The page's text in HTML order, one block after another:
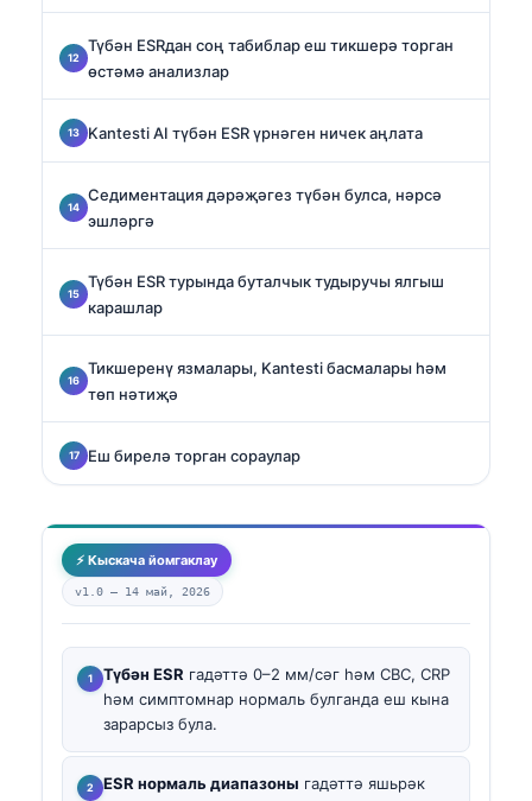
Түбән ESRдан соң табиблар еш тикшерә торган
өстәмә анализлар
Kantesti AI түбән ESR үрнәген ничек аңлата
Седиментация дәрәҗәгез түбән булса, нәрсә
эшләргә
Түбән ESR турында буталчык тудыручы ялгыш
карашлар
Тикшеренү язмалары, Kantesti басмалары һәм
төп нәтиҗә
Еш бирелә торган сораулар
⚡ Кыскача йомгаклау
v1.0 — 14 май, 2026
Түбән ESR гадәттә 0–2 мм/сәг һәм CBC, CRP
һәм симптомнар нормаль булганда еш кына
зарарсыз була.
ESR нормаль диапазоны гадәттә яшьрәк